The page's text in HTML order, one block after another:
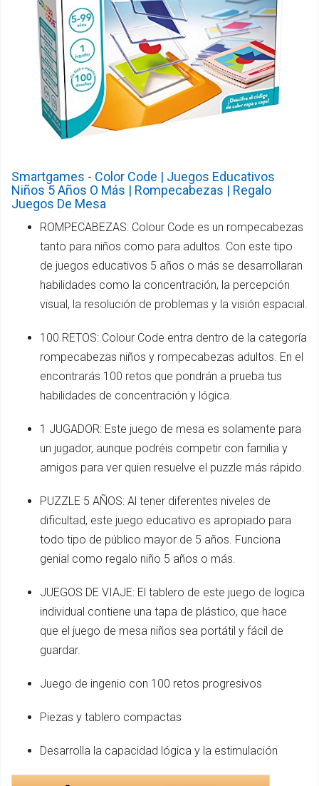
Smartgames - Color Code | Juegos Educativos
Niños 5 Años O Más | Rompecabezas | Regalo
Juegos De Mesa
ROMPECABEZAS: Colour Code es un rompecabezas
tanto para niños como para adultos. Con este tipo
de juegos educativos 5 años o más se desarrollaran
habilidades como la concentración, la percepción
visual, la resolución de problemas y la visión espacial.
100 RETOS: Colour Code entra dentro de la categoría
rompecabezas niños y rompecabezas adultos. En el
encontrarás 100 retos que pondrán a prueba tus
habilidades de concentración y lógica.
1 JUGADOR: Este juego de mesa es solamente para
un jugador, aunque podréis competir con familia y
amigos para ver quien resuelve el puzzle más rápido.
PUZZLE 5 AÑOS: Al tener diferentes niveles de
dificultad, este juego educativo es apropiado para
todo tipo de público mayor de 5 años. Funciona
genial como regalo niño 5 años o más.
JUEGOS DE VIAJE: El tablero de este juego de logica
individual contiene una tapa de plástico, que hace
que el juego de mesa niños sea portátil y fácil de
guardar.
Juego de ingenio con 100 retos progresivos
Piezas y tablero compactas
Desarrolla la capacidad lógica y la estimulación